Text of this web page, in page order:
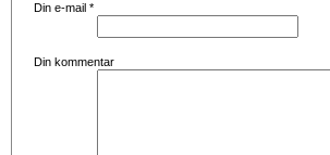
Din e-mail *
Din kommentar